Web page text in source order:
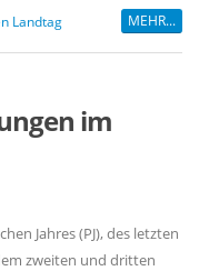
Landtag MEHR...
im
Jahres (PJ), des letzten
zweiten und dritten